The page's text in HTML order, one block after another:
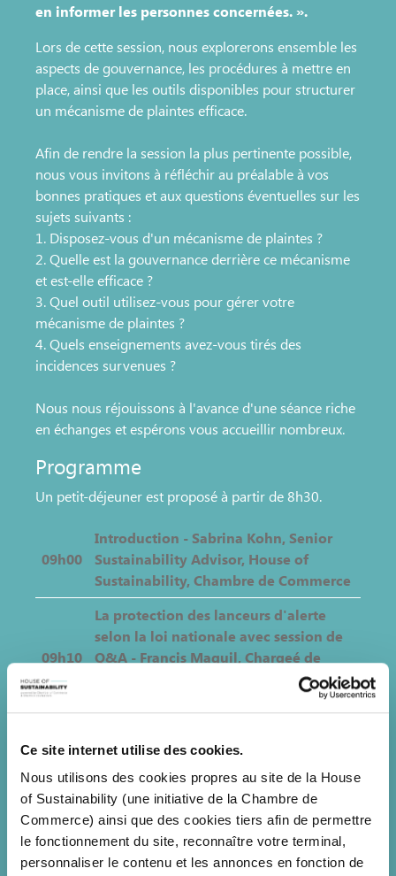
Ce site internet utilise des cookies.
Nous utilisons des cookies propres au site de la House
of Sustainability (une initiative de la Chambre de
Commerce) ainsi que des cookies tiers afin de permettre
le fonctionnement du site, reconnaître votre terminal,
personnaliser le contenu et les annonces en fonction de
en informer les personnes concernées. ».
Lors de cette session, nous explorerons ensemble les
aspects de gouvernance, les procédures à mettre en
place, ainsi que les outils disponibles pour structurer
un mécanisme de plaintes efficace.
Afin de rendre la session la plus pertinente possible,
nous vous invitons à réfléchir au préalable à vos
bonnes pratiques et aux questions éventuelles sur les
sujets suivants :
1. Disposez-vous d'un mécanisme de plaintes ?
2. Quelle est la gouvernance derrière ce mécanisme
et est-elle efficace ?
3. Quel outil utilisez-vous pour gérer votre
mécanisme de plaintes ?
4. Quels enseignements avez-vous tirés des
incidences survenues ?
Nous nous réjouissons à l'avance d'une séance riche
en échanges et espérons vous accueillir nombreux.
Programme
Un petit-déjeuner est proposé à partir de 8h30.
09h00
Introduction - Sabrina Kohn, Senior
Sustainability Advisor, House of
Sustainability, Chambre de Commerce
09h10
La protection des lanceurs d'alerte
selon la loi nationale avec session de
Q&A - Francis Maquil, Chargeé de
direction, Office des signalements,
09h45
participants
Informations pratiques
Quand ?10 décembre 2025, de 9h00 à 10h30.
Accueil et petit-déjeuner à partir de 8h30.
Où ?Chambre de Commerce, 7 rue Alcide de